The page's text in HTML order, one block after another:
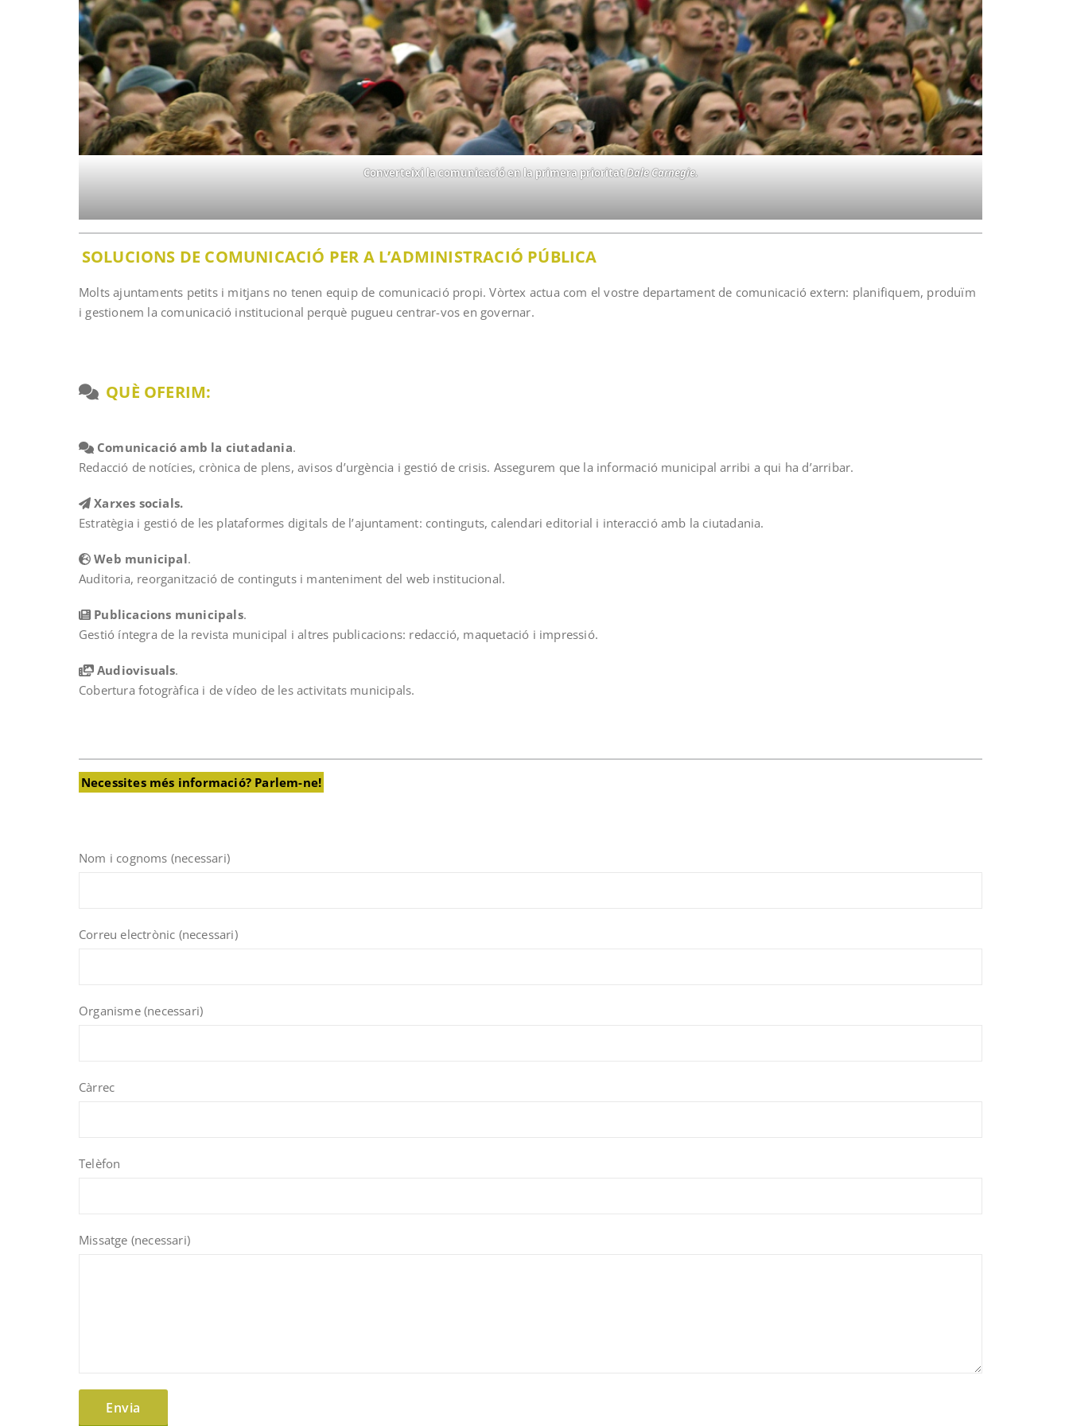
Converteixi la comunicació en la primera prioritatDale Carnegie.
SOLUCIONS DE COMUNICACIÓ PER A L’ADMINISTRACIÓ PÚBLICA
Molts ajuntaments petits i mitjans no tenen equip de comunicació propi. Vòrtex actua com el vostre departament de comunicació extern: planifiquem, produïm
i gestionem la comunicació institucional perquè pugueu centrar-vos en governar.
QUÈ OFERIM:
Comunicació amb la ciutadania.
Redacció de notícies, crònica de plens, avisos d’urgència i gestió de crisis. Assegurem que la informació municipal arribi a qui ha d’arribar.
Xarxes socials.
Estratègia i gestió de les plataformes digitals de l’ajuntament: continguts, calendari editorial i interacció amb la ciutadania.
Web municipal.
Auditoria, reorganització de continguts i manteniment del web institucional.
Publicacions municipals.
Gestió íntegra de la revista municipal i altres publicacions: redacció, maquetació i impressió.
Audiovisuals.
Cobertura fotogràfica i de vídeo de les activitats municipals.
Necessites més informació? Parlem-ne!
Nom i cognoms (necessari)
Correu electrònic (necessari)
Organisme (necessari)
Càrrec
Telèfon
Missatge (necessari)